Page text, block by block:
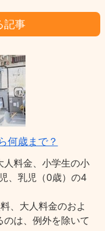
記事
何歳まで？
人料金、小学生の小
、乳児（0歳）の4
、大人料金のおよ
は、例外を除いて